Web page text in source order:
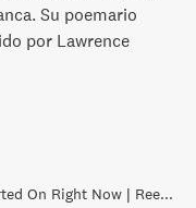
Su poemario
por Lawrence
60+ of the Best Poetry Books to Get Started On Right Now | Reedsy Discovery